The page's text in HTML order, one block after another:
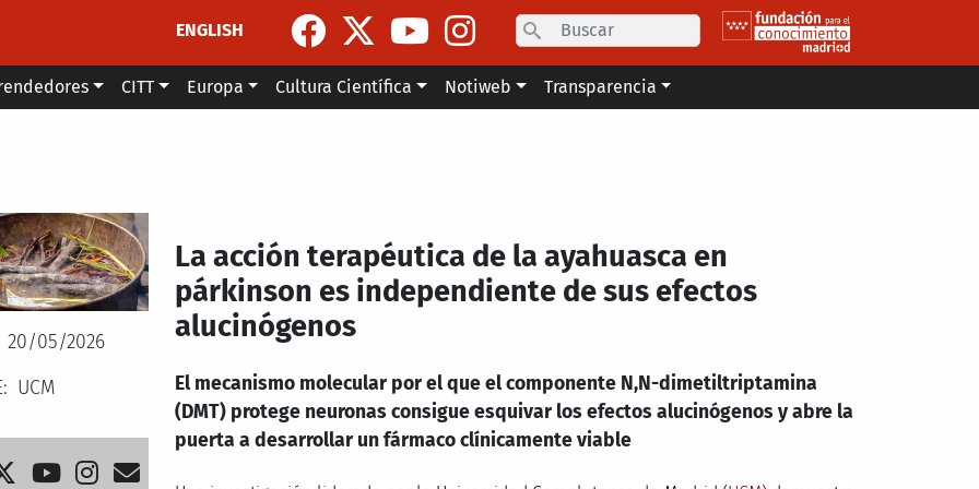
ENGLISH
Search
CITT Europa Cultura Científica Notiweb Transparencia
20/05/2026
UCM
La acción terapéutica de la ayahuasca en
párkinson es independiente de sus efectos
alucinógenos
El mecanismo molecular por el que el componente N,N-dimetiltriptamina
(DMT) protege neuronas consigue esquivar los efectos alucinógenos y abre la
puerta a desarrollar un fármaco clínicamente viable